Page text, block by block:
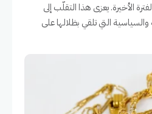
الأخيرة. يعزى هذا التقلّب إلى
التي تلقي بظلالها على